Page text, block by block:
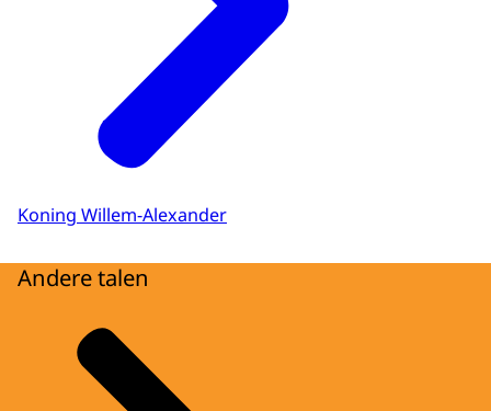
Koning Willem-Alexander
Andere talen